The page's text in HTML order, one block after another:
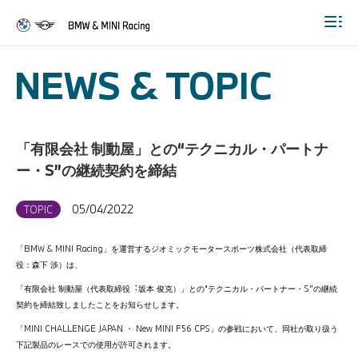
NEWS & TOPIC
「有限会社 制動屋」との“テクニカル・パートナ
ー・S”の継続契約を締結
TOPIC 05/04/2022
「BMW & MINI Racing」を運営するジオミックモータースポーツ株式会社（代表取締
役：森下 渉）は、
「有限会社 制動屋（代表取締役︓坂本 俊克）」との“テクニカル・パートナー・S”の継続
契約を締結致しましたことをお知らせします。
「MINI CHALLENGE JAPAN ・ New MINI F56 CPS」の参戦において、同社が取り扱う
下記製品のレースでの使用が許可されます。